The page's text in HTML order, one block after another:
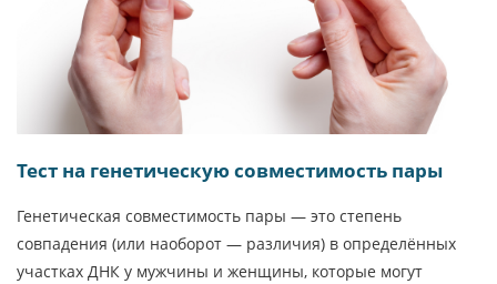
Тест на генетическую совместимость пары
Генетическая совместимость пары — это степень
совпадения (или наоборот — различия) в определённых
участках ДНК у мужчины и женщины, которые могут